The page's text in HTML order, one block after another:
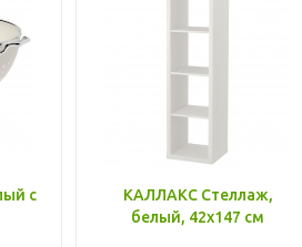
с
КАЛЛАКС Стеллаж,
белый, 42x147 см